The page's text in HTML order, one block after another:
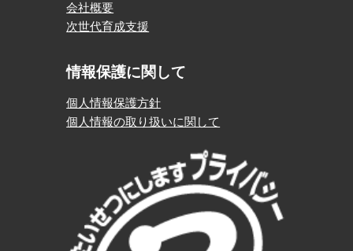
会社概要
次世代育成支援
情報保護に関して
個人情報保護方針
個人情報の取り扱いに関して